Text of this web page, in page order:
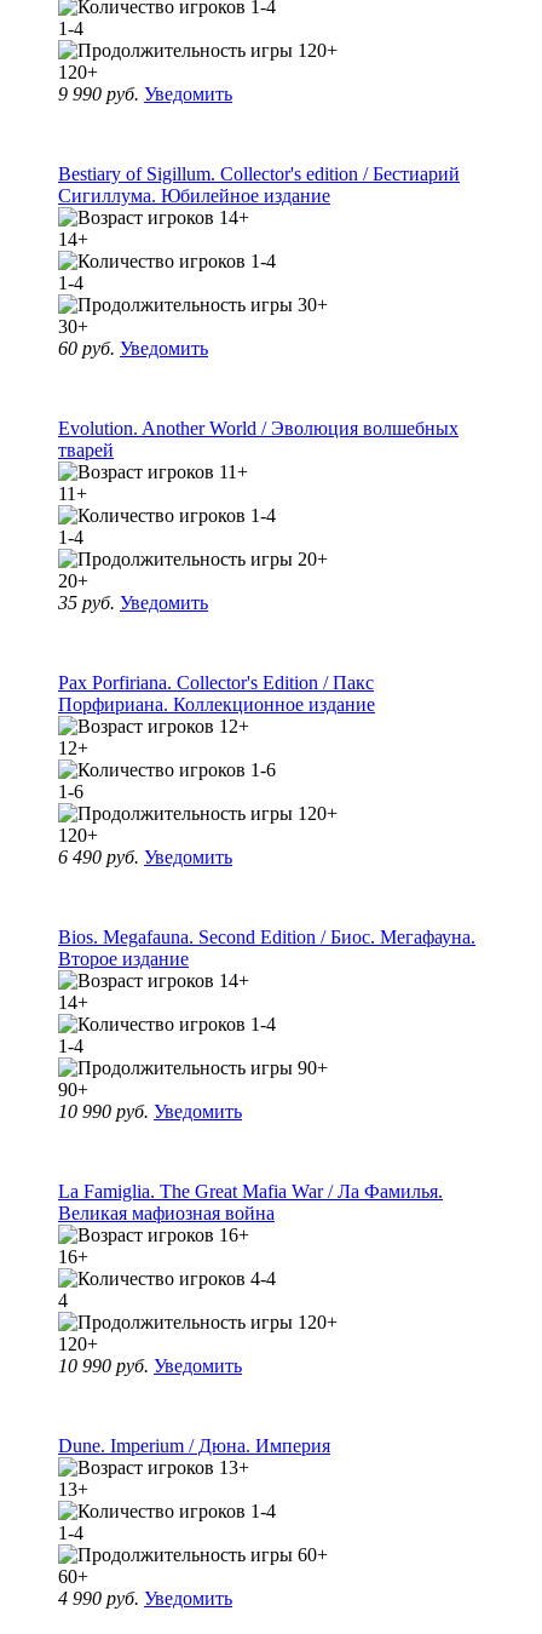
1-4
120+
9 990 руб. Уведомить
Bestiary of Sigillum. Collector's edition / Бестиарий
Сигиллума. Юбилейное издание
14+
1-4
30+
60 руб. Уведомить
Evolution. Another World / Эволюция волшебных
тварей
11+
1-4
20+
35 руб. Уведомить
Pax Porfiriana. Collector's Edition / Пакс
Порфириана. Коллекционное издание
12+
1-6
120+
6 490 руб. Уведомить
Bios. Megafauna. Second Edition / Биос. Мегафауна.
Второе издание
14+
1-4
90+
10 990 руб. Уведомить
La Famiglia. The Great Mafia War / Ла Фамилья.
Великая мафиозная война
16+
4
120+
10 990 руб. Уведомить
Dune. Imperium / Дюна. Империя
13+
1-4
60+
4 990 руб. Уведомить